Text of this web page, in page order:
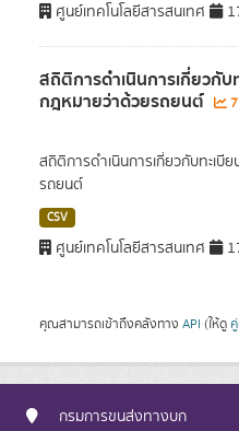
ศูนย์เทคโนโลยีสารสนเทศ
สถิติการดำเนินการเกี่ยวกับ
กฎหมายว่าด้วยรถยนต์
สถิติการดำเนินการเกี่ยวกับทะเ
รถยนต์
CSV
ศูนย์เทคโนโลยีสารสนเทศ
คุณสามารถเข้าถึงคลังทาง API (ให้ดู
กรมการขนส่งทางบก